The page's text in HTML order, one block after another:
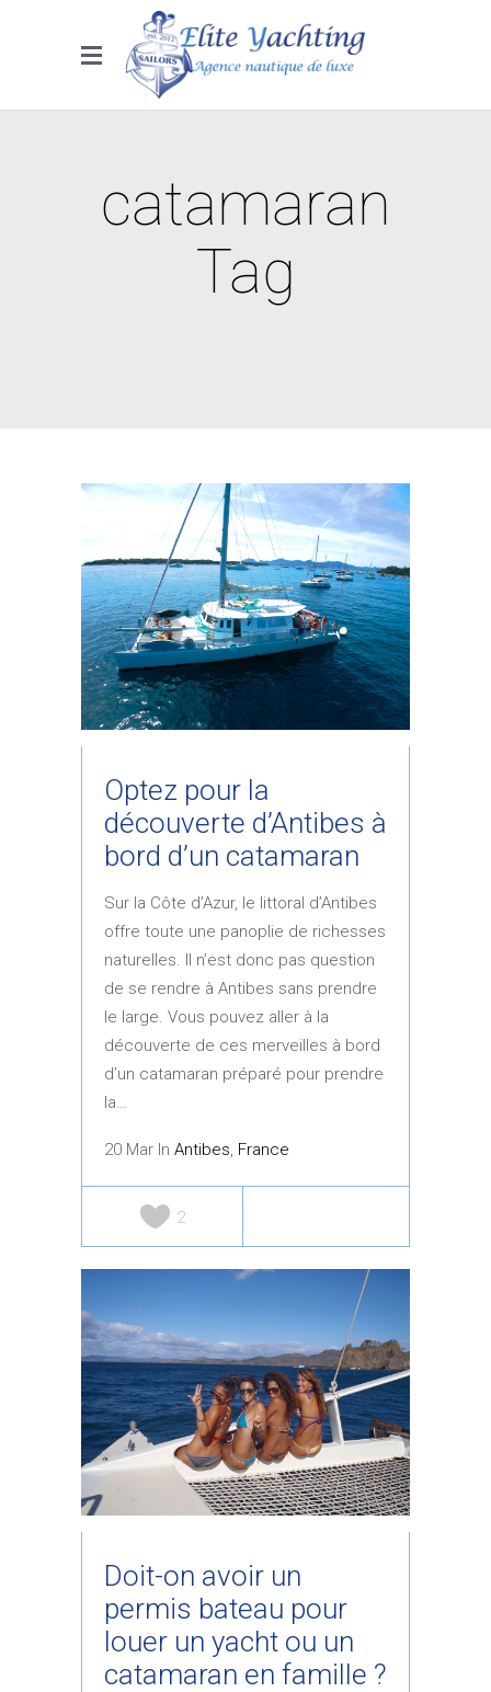
catamaran
Tag
Optez pour la
découverte d’Antibes à
bord d’un catamaran
Sur la Côte d’Azur, le littoral d’Antibes
offre toute une panoplie de richesses
naturelles. Il n’est donc pas question
de se rendre à Antibes sans prendre
le large. Vous pouvez aller à la
découverte de ces merveilles à bord
d’un catamaran préparé pour prendre
la…
20 Mar In Antibes, France
2
Doit-on avoir un
permis bateau pour
louer un yacht ou un
catamaran en famille ?